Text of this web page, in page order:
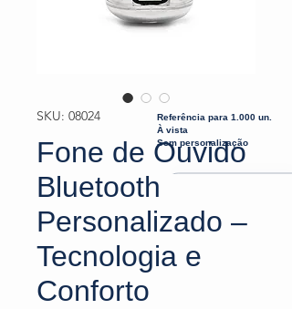
SKU: 08024
Fone de Ouvido
Bluetooth
Personalizado –
Tecnologia e
Conforto
Referência para 1.000 un.
À vista
Sem personalização